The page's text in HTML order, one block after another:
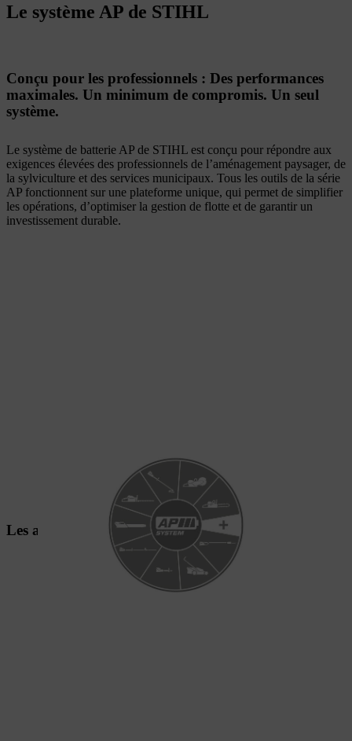
Le système AP de STIHL
Conçu pour les professionnels : Des performances
maximales. Un minimum de compromis. Un seul
système.
Le système de batterie AP de STIHL est conçu pour répondre aux
exigences élevées des professionnels de l’aménagement paysager, de
la sylviculture et des services municipaux. Tous les outils de la série
AP fonctionnent sur une plateforme unique, qui permet de simplifier
les opérations, d’optimiser la gestion de flotte et de garantir un
investissement durable.
Les avantages de notre système AP